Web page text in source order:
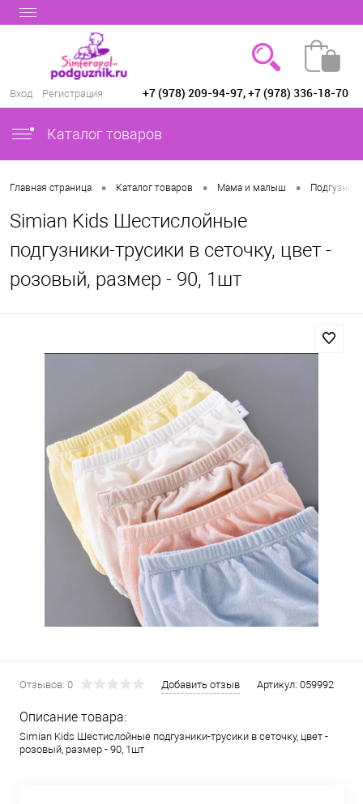
Вход Регистрация +7 (978) 209-94-97, +7 (978) 336-18-70
Каталог товаров
Главная страница • Каталог товаров • Мама и малыш •
Simian Kids Шестислойные
подгузники-трусики в сеточку, цвет -
розовый, размер - 90, 1шт
Отзывов: 0 Добавить отзыв Артикул: 059992
Описание товара:
Simian Kids Шестислойные подгузники-трусики в сеточку, цвет -
розовый, размер - 90, 1шт